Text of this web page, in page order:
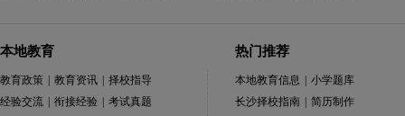
本地教育
教育政策 教育资讯
择校指导
经验交流
衔接经验
考试真题
热门推荐
本地教育信息
小学题库
长沙择校指南
简历制作